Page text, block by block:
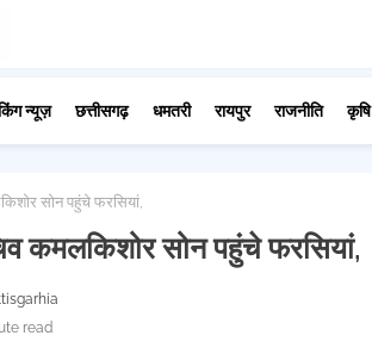
न्यूज़ छत्तीसगढ़ धमतरी रायपुर राजनीति कृषि
सोन पहुंचे फरसियां,
कमलकिशोर सोन पहुंचे फरसियां,
read